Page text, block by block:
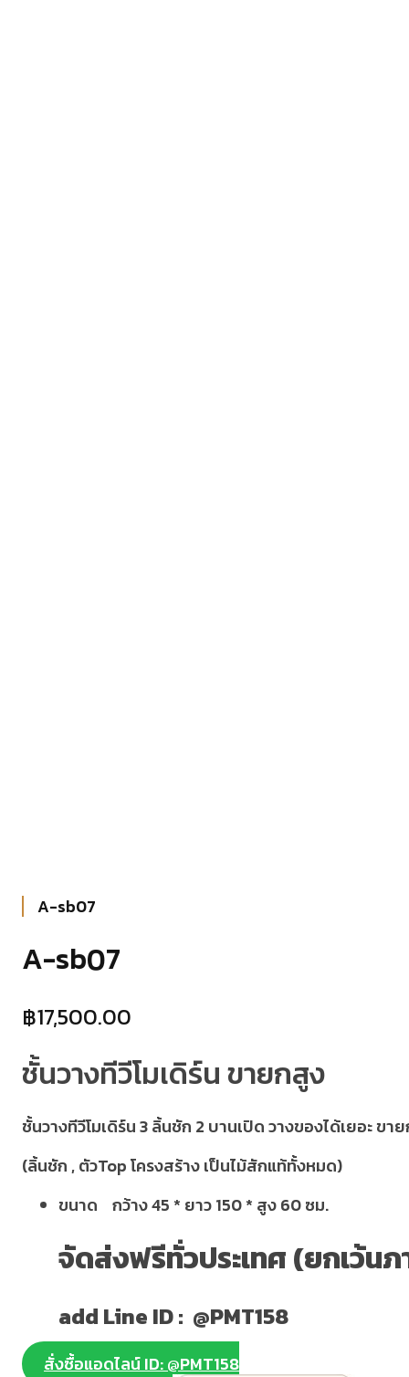
A-sb07
A-sb07
฿17,500.00
ชั้นวางทีวีโมเดิร์น ขายกสูง
ชั้นวางทีวีโมเดิร์น 3 ลิ้นชัก 2 บานเปิด วางของได้เยอะ ข
(ลิ้นชัก , ตัวTop โครงสร้าง เป็นไม้สักแท้ทั้งหมด)
ขนาด กว้าง 45 * ยาว 150 * สูง 60 ซม.
จัดส่งฟรีทั่วประเทศ (ยกเว้นภ
add Line ID : @PMT158
สั่งซื้อแอดไลน์ ID: @PMT158